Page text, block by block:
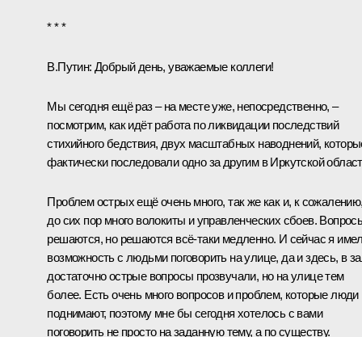
* * *
В.Путин: Добрый день, уважаемые коллеги!
Мы сегодня ещё раз – на месте уже, непосредственно, –
посмотрим, как идёт работа по ликвидации последствий
стихийного бедствия, двух масштабных наводнений,
фактически последовали одно за другим в Иркутской
Проблем острых ещё очень много, так же как и, к
до сих пор много волокиты и управленческих сбоев.
решаются, но решаются всё-таки медленно. И сейчас я
возможность с людьми поговорить на улице, да и здесь, в
достаточно острые вопросы прозвучали, но на улице тем
более. Есть очень много вопросов и проблем, которые люди
поднимают, поэтому мне бы сегодня хотелось с вами
поговорить не просто на заданную тему, а по существу.